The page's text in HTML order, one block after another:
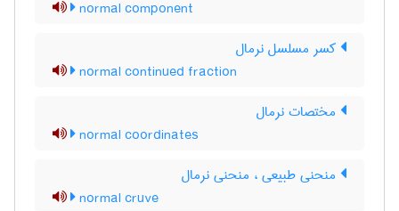
normal component
کسر مسلسل نرمال
normal continued fraction
مختصات نرمال
normal coordinates
منحنی طبیعی ، منحنی نرمال
normal cruve